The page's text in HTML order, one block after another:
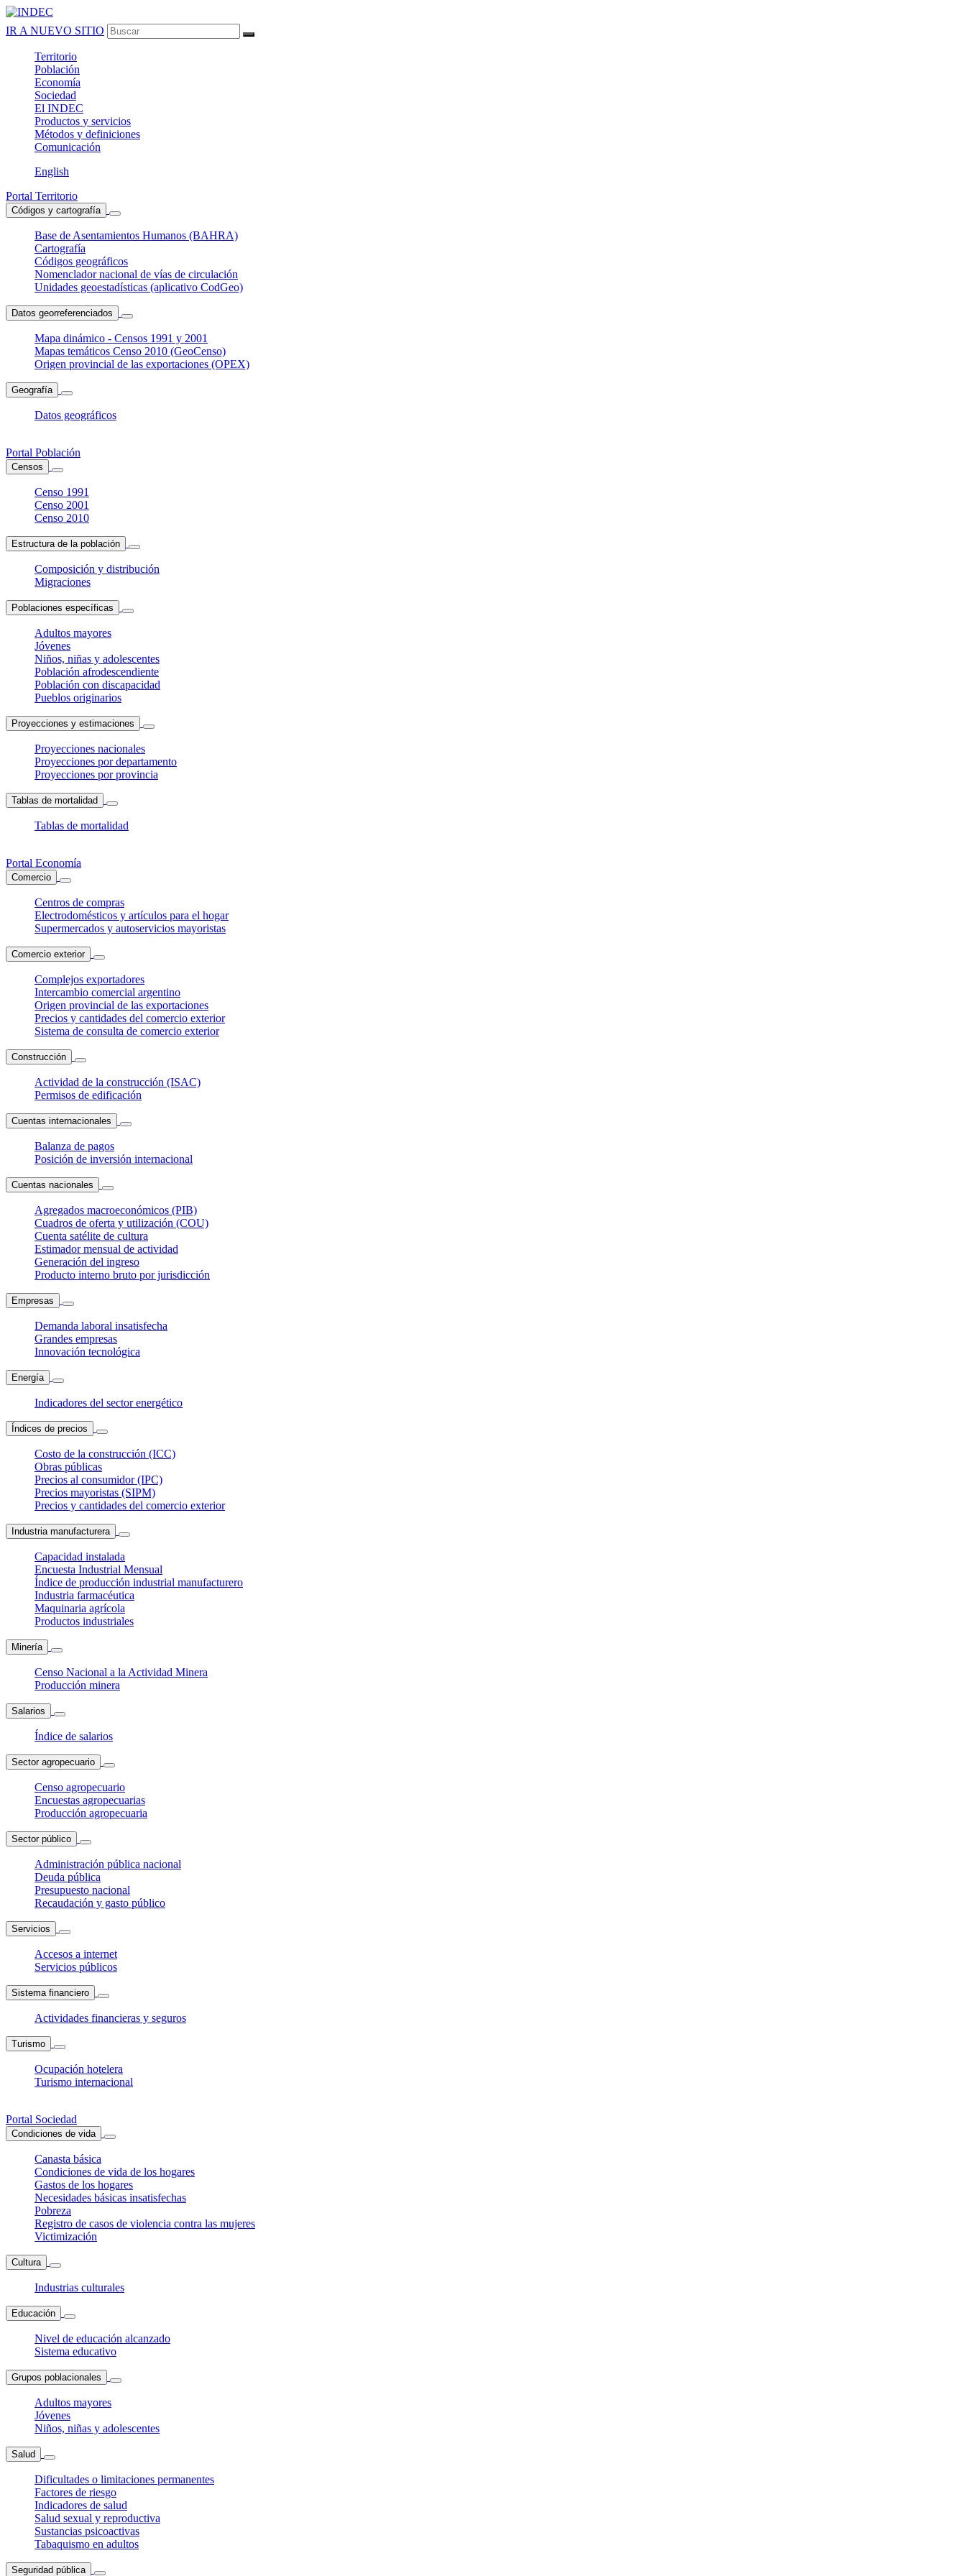
IR A NUEVO SITIO
Territorio
Población
Economía
Sociedad
El INDEC
Productos y servicios
Métodos y definiciones
Comunicación
English
Portal Territorio
Códigos y cartografía
Base de Asentamientos Humanos (BAHRA)
Cartografía
Códigos geográficos
Nomenclador nacional de vías de circulación
Unidades geoestadísticas (aplicativo CodGeo)
Datos georreferenciados
Mapa dinámico - Censos 1991 y 2001
Mapas temáticos Censo 2010 (GeoCenso)
Origen provincial de las exportaciones (OPEX)
Geografía
Datos geográficos
Portal Población
Censos
Censo 1991
Censo 2001
Censo 2010
Estructura de la población
Composición y distribución
Migraciones
Poblaciones específicas
Adultos mayores
Jóvenes
Niños, niñas y adolescentes
Población afrodescendiente
Población con discapacidad
Pueblos originarios
Proyecciones y estimaciones
Proyecciones nacionales
Proyecciones por departamento
Proyecciones por provincia
Tablas de mortalidad
Tablas de mortalidad
Portal Economía
Comercio
Centros de compras
Electrodomésticos y artículos para el hogar
Supermercados y autoservicios mayoristas
Comercio exterior
Complejos exportadores
Intercambio comercial argentino
Origen provincial de las exportaciones
Precios y cantidades del comercio exterior
Sistema de consulta de comercio exterior
Construcción
Actividad de la construcción (ISAC)
Permisos de edificación
Cuentas internacionales
Balanza de pagos
Posición de inversión internacional
Cuentas nacionales
Agregados macroeconómicos (PIB)
Cuadros de oferta y utilización (COU)
Cuenta satélite de cultura
Estimador mensual de actividad
Generación del ingreso
Producto interno bruto por jurisdicción
Empresas
Demanda laboral insatisfecha
Grandes empresas
Innovación tecnológica
Energía
Indicadores del sector energético
Índices de precios
Costo de la construcción (ICC)
Obras públicas
Precios al consumidor (IPC)
Precios mayoristas (SIPM)
Precios y cantidades del comercio exterior
Industria manufacturera
Capacidad instalada
Encuesta Industrial Mensual
Índice de producción industrial manufacturero
Industria farmacéutica
Maquinaria agrícola
Productos industriales
Minería
Censo Nacional a la Actividad Minera
Producción minera
Salarios
Índice de salarios
Sector agropecuario
Censo agropecuario
Encuestas agropecuarias
Producción agropecuaria
Sector público
Administración pública nacional
Deuda pública
Presupuesto nacional
Recaudación y gasto público
Servicios
Accesos a internet
Servicios públicos
Sistema financiero
Actividades financieras y seguros
Turismo
Ocupación hotelera
Turismo internacional
Portal Sociedad
Condiciones de vida
Canasta básica
Condiciones de vida de los hogares
Gastos de los hogares
Necesidades básicas insatisfechas
Pobreza
Registro de casos de violencia contra las mujeres
Victimización
Cultura
Industrias culturales
Educación
Nivel de educación alcanzado
Sistema educativo
Grupos poblacionales
Adultos mayores
Jóvenes
Niños, niñas y adolescentes
Salud
Dificultades o limitaciones permanentes
Factores de riesgo
Indicadores de salud
Salud sexual y reproductiva
Sustancias psicoactivas
Tabaquismo en adultos
Seguridad pública